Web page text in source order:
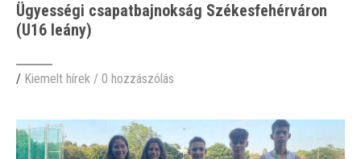
Ügyességi csapatbajnokság Székesfehérváron
(U16 leány)
/ Kiemelt hírek / 0 hozzászólás